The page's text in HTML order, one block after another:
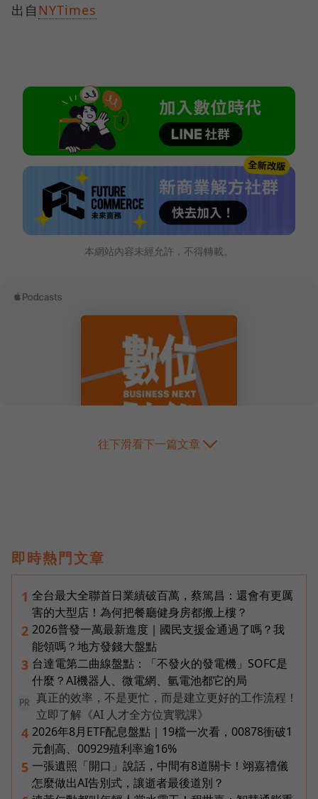
出自 NYTimes
本網站內容未經允許，不得轉載。
往下滑看下一篇文章
即時熱門文章
1 全台最大全聯首日業績破百萬，蔡篤昌：還會有更厲
害的大型店！為何把餐廳健身房都搬上樓？
2 2026普發一萬最新進度｜國民支援金通過了嗎？我
能領嗎？地方發錢大盤點
3 台達電第二曲線盤點：「不發火的發電機」SOFC是
什麼？AI機器人、微電網、氫電池都它的局
PR
真正的效率，不是更忙，而是建立更好的工作流程！
立即了解《AI 人才全方位實戰課》
4 2026年8月ETF配息盤點｜19檔一次看，00878衝破1
元創高、00929殖利率逾16%
5 一張遺照「開口」說話，中間有8道關卡！翊嘉禮儀
怎麼做出AI告別式，讓逝者最後道別？